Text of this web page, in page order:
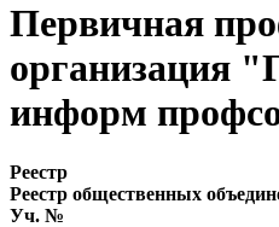
Первичная
организация
информ
Реестр
Реестр общественных
Уч. №